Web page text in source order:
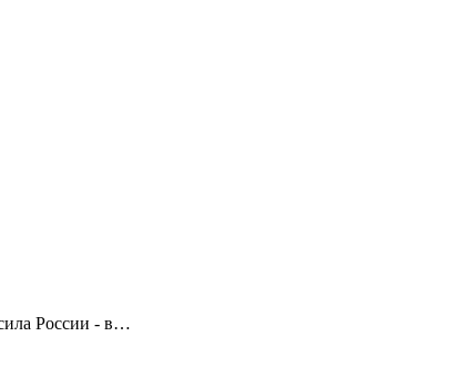
России - в…